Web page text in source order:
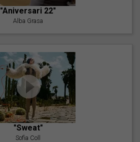
"Aniversari 22"
Alba Grasa
"Sweat"
Sofia Coll